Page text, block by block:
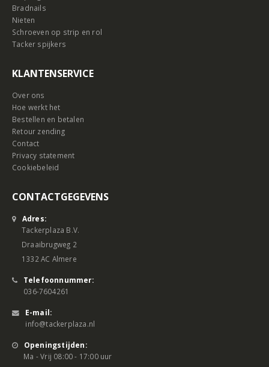
Bradnails
Nieten
Schroeven op strip en rol
Tacker spijkers
KLANTENSERVICE
Over ons
Hoe werkt het
Bestellen en betalen
Retour zending
Contact
Privacy statement
Cookiebeleid
CONTACTGEGEVENS
Adres:
Tackerplaza B.V.
Draaibrugweg 2
1332 AC Almere
Telefoonnummer:
036-7604261
E-mail:
info@tackerplaza.nl
Openingstijden:
Ma - Vrij 08:00 - 17:00 uur